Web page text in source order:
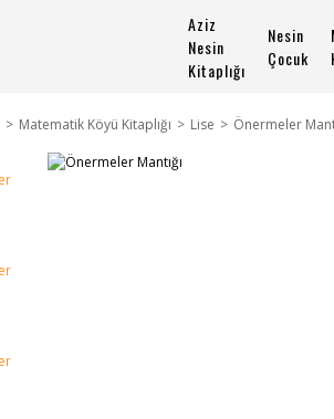
Aziz
Nesin
Kitaplığı
Nesin
Çocuk
Matematik Köyü Kitaplığı Lise Önermeler